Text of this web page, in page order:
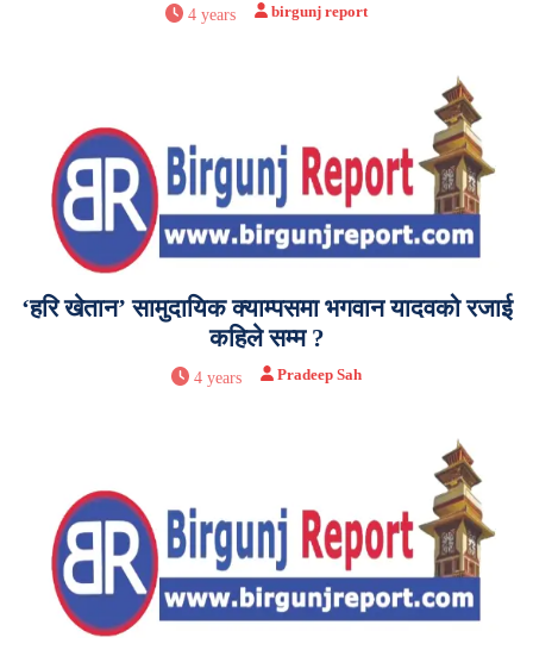
4 years birgunj report
‘हरि खेतान’ सामुदायिक क्याम्पसमा भगवान यादवको रजाई
कहिले सम्म ?
4 years Pradeep Sah